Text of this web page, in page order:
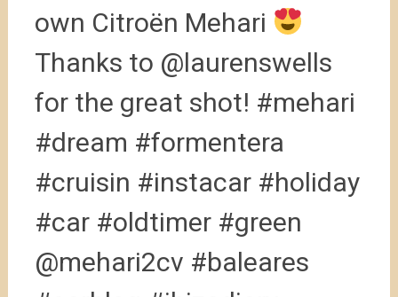
own Citroën Mehari
Thanks to @laurenswells
for the great shot! #mehari
#dream #formentera
#cruisin #instacar #holiday
#car #oldtimer #green
@mehari2cv #baleares